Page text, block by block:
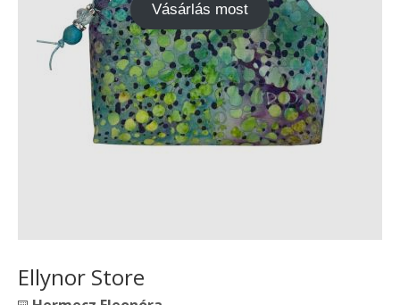
Vásárlás most
Ellynor Store